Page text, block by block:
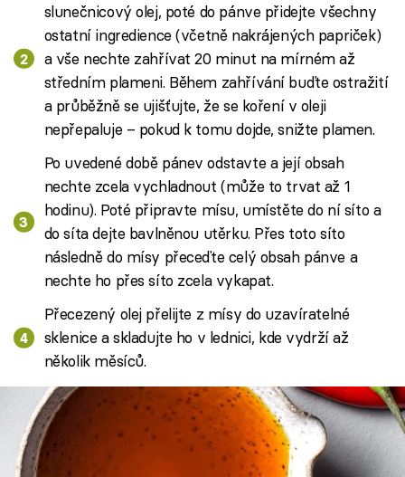
slunečnicový olej, poté do pánve přidejte všechny
ostatní ingredience (včetně nakrájených papriček)
a vše nechte zahřívat 20 minut na mírném až
středním plameni. Během zahřívání buďte ostražití
a průběžně se ujišťujte, že se koření v oleji
nepřepaluje – pokud k tomu dojde, snižte plamen.
Po uvedené době pánev odstavte a její obsah
nechte zcela vychladnout (může to trvat až 1
hodinu). Poté připravte mísu, umístěte do ní síto a
do síta dejte bavlněnou utěrku. Přes toto síto
následně do mísy přeceďte celý obsah pánve a
nechte ho přes síto zcela vykapat.
Přecezený olej přelijte z mísy do uzavíratelné
sklenice a skladujte ho v lednici, kde vydrží až
několik měsíců.